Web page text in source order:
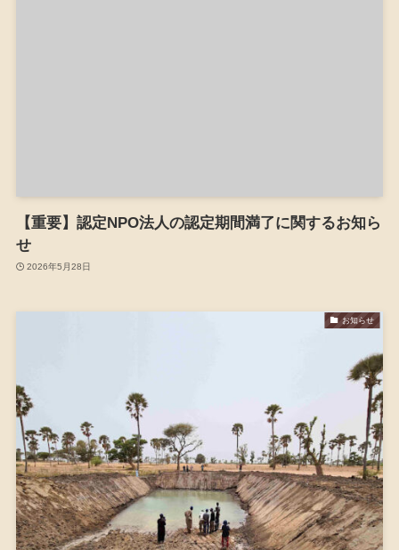
【重要】認定NPO法人の認定期間満了に関するお知ら
せ
2026年5月28日
お知らせ